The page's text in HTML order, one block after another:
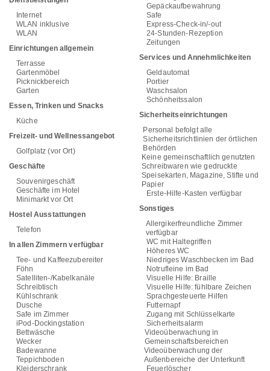
Internet
WLAN inklusive
WLAN
Einrichtungen allgemein
Terrasse
Gartenmöbel
Picknickbereich
Garten
Essen, Trinken und Snacks
Küche
Freizeit- und Wellnessangebot
Golfplatz (vor Ort)
Geschäfte
Souvenirgeschäft
Geschäfte im Hotel
Minimarkt vor Ort
Hostel Ausstattungen
Telefon
In allen Zimmern verfügbar
Tee- und Kaffeezubereiter
Föhn
Satelliten-/Kabelkanäle
Schreibtisch
Kühlschrank
Dusche
Safe im Zimmer
iPod-Dockingstation
Bettwäsche
Wecker
Badewanne
Teppichboden
Kleiderschrank
Gepäckaufbewahrung
Safe
Express-Check-in/-out
24-Stunden-Rezeption
Zeitungen
Services und Annehmlichkeiten
Geldautomat
Portier
Waschsalon
Schönheitssalon
Sicherheitseinrichtungen
Personal befolgt alle
Sicherheitsrichtlinien der örtlichen
Behörden
Keine gemeinschaftlich genutzten
Schreibwaren wie gedruckte
Speisekarten, Magazine, Stifte und
Papier
Erste-Hilfe-Kasten verfügbar
Sonstiges
Allergikerfreundliche Zimmer
verfügbar
WC mit Haltegriffen
Höheres WC
Niedriges Waschbecken im Bad
Notrufleine im Bad
Visuelle Hilfe: Braille
Visuelle Hilfe: fühlbare Zeichen
Sprachgesteuerte Hilfen
Futternapf
Zugang mit Schlüsselkarte
Sicherheitsalarm
Videoüberwachung in
Gemeinschaftsbereichen
Videoüberwachung der
Außenbereiche der Unterkunft
Feuerlöscher